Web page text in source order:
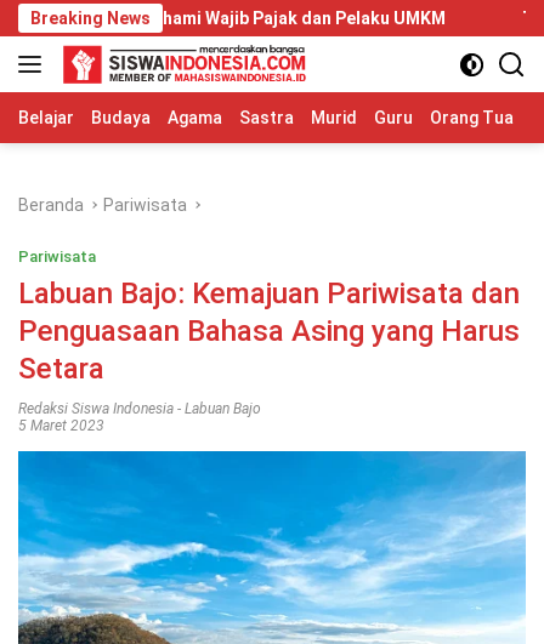
Langsung
ke
konten
Breaking News
Wajib Pajak dan Pelaku UMKM Telkom University
Belajar Budaya Agama Sastra Murid Guru Orang Tua
Beranda Pariwisata
Pariwisata
Labuan Bajo: Kemajuan Pariwisata dan
Penguasaan Bahasa Asing yang Harus
Setara
Redaksi Siswa Indonesia - Labuan Bajo
5 Maret 2023